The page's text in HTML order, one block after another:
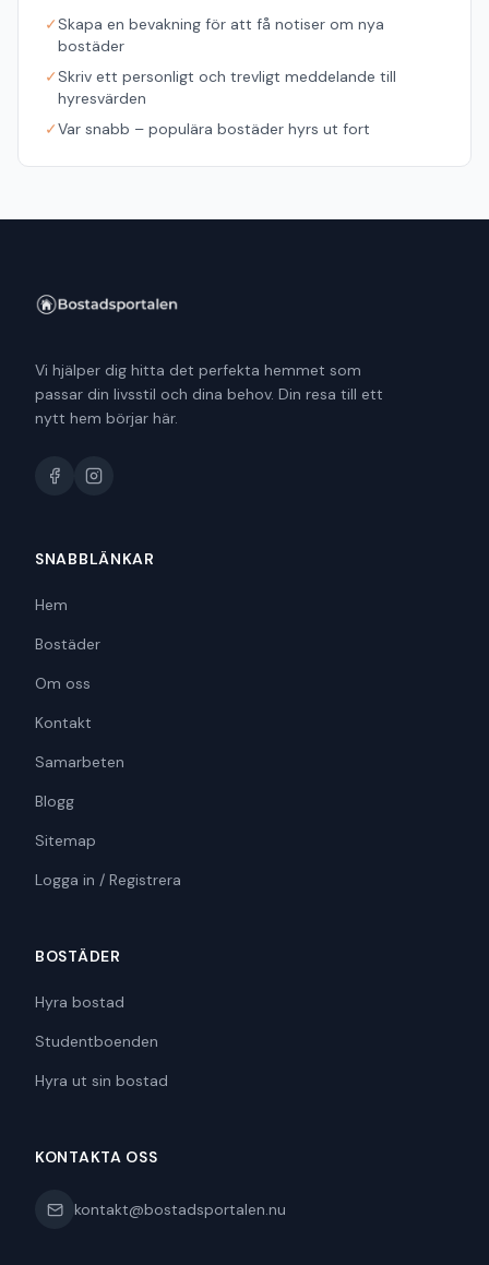
✓Skapa en bevakning för att få notiser om nya
bostäder
✓Skriv ett personligt och trevligt meddelande till
hyresvärden
✓Var snabb – populära bostäder hyrs ut fort
Vi hjälper dig hitta det perfekta hemmet som
passar din livsstil och dina behov. Din resa till ett
nytt hem börjar här.
SNABBLÄNKAR
Hem
Bostäder
Om oss
Kontakt
Samarbeten
Blogg
Sitemap
Logga in / Registrera
BOSTÄDER
Hyra bostad
Studentboenden
Hyra ut sin bostad
KONTAKTA OSS
kontakt@bostadsportalen.nu